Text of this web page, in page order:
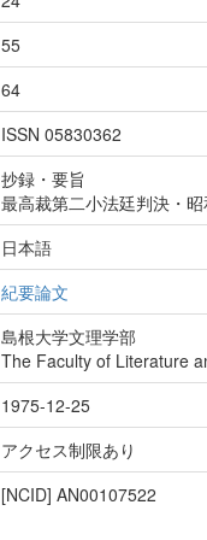
55
64
ISSN 05830362
抄録・要旨
最高裁第二小法廷判決・
日本語
紀要論文
島根大学文理学部
The Faculty of Literature
1975-12-25
アクセス制限あり
[NCID] AN00107522